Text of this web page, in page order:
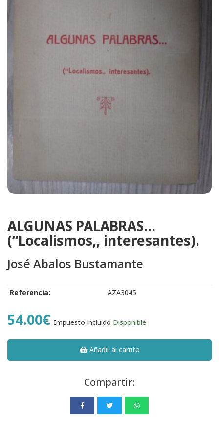
ALGUNAS PALABRAS...
(“Localismos,, interesantes).
José Abalos Bustamante
Referencia: AZA3045
54.00€ Impuesto incluido Disponible
Añadir al carrito
Compartir: